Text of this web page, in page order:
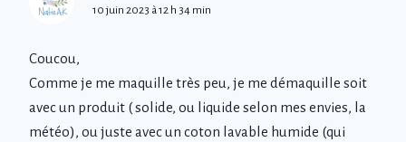
10 juin 2023 à 12 h 34 min
Coucou,
Comme je me maquille très peu, je me démaquille soit
avec un produit ( solide, ou liquide selon mes envies, la
météo), ou juste avec un coton lavable humide (qui